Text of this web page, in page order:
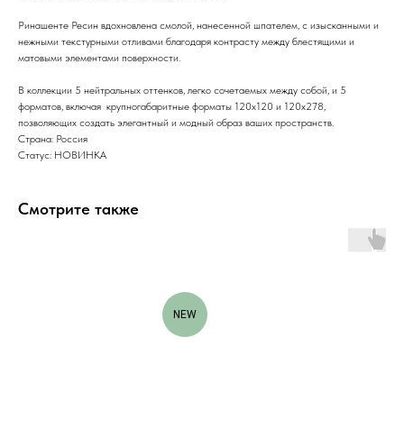
Ринашенте Ресин вдохновлена смолой, нанесенной шпателем, с изысканными и
нежными текстурными отливами благодаря контрасту между блестящими и
матовыми элементами поверхности.
В коллекции 5 нейтральных оттенков, легко сочетаемых между собой, и 5
форматов, включая крупногабаритные форматы 120x120 и 120x278,
позволяющих создать элегантный и модный образ ваших пространств.
Страна: Россия
Статус: НОВИНКА
Смотрите также
NEW